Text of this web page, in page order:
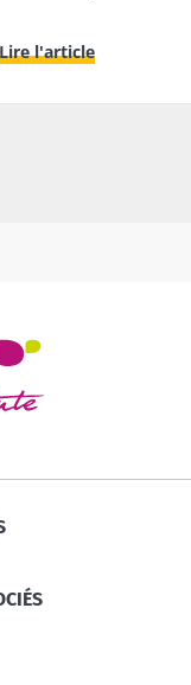
Lire l'article